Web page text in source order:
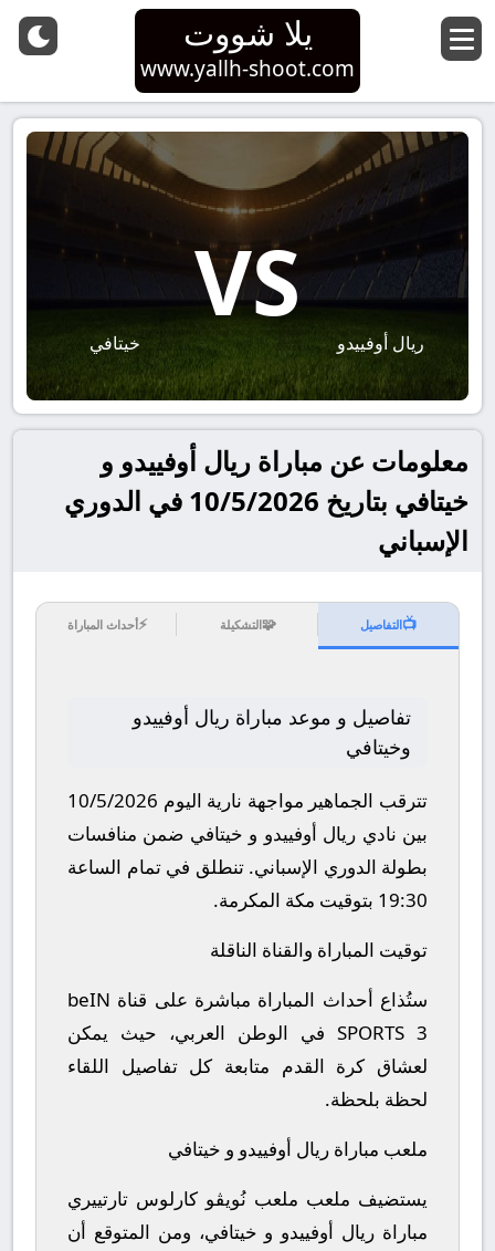
يلا شووت
www.yallh-shoot.com
ريال أوفييدو
VS
خيتافي
معلومات عن مباراة ريال أوفييدو و
خيتافي بتاريخ 10/5/2026 في الدوري
الإسباني
📺التفاصيل 🧩التشكيلة ⚡أحداث المباراة
تفاصيل و موعد مباراة ريال أوفييدو
وخيتافي
تترقب الجماهير مواجهة نارية اليوم 10/5/2026
بين نادي ريال أوفييدو و خيتافي ضمن منافسات
بطولة الدوري الإسباني. تنطلق في تمام الساعة
19:30 بتوقيت مكة المكرمة.
توقيت المباراة والقناة الناقلة
ستُذاع أحداث المباراة مباشرة على قناة beIN
SPORTS 3 في الوطن العربي، حيث يمكن
لعشاق كرة القدم متابعة كل تفاصيل اللقاء
لحظة بلحظة.
ملعب مباراة ريال أوفييدو و خيتافي
يستضيف ملعب ملعب نُويڤو كارلوس تارتييري
مباراة ريال أوفييدو و خيتافي، ومن المتوقع أن